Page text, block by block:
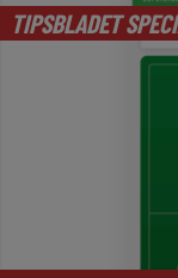
TIPSBLADET